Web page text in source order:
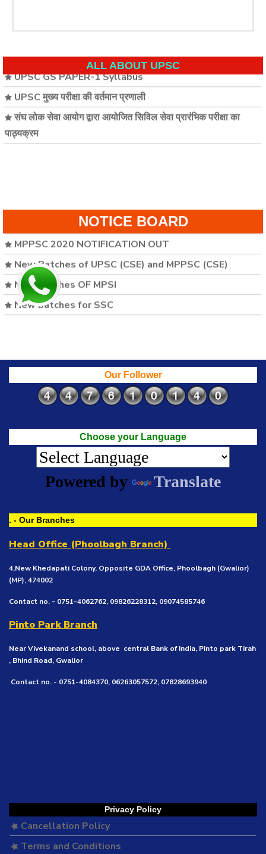
ALL ABOUT UPSC
UPSC GS PAPER-1 Syllabus
UPSC मुख्य परीक्षा की वर्तमान प्रणाली
संघ लोक सेवा आयोग द्वारा आयोजित सिविल सेवा प्रारंभिक परीक्षा का
पाठ्यक्रम
NOTICE BOARD
MPPSC 2020 NOTIFICATION OUT
New Batches of UPSC (CSE) and MPPSC (CSE)
New batches OF MPSI
New batches for SSC
Our Follower
Choose your Language
Powered by Translate
. - Our Branches
Head Office (Phoolbagh Branch)
4,New Khedapati Colony, Opposite GDA Office, Phoolbagh (Gwalior)
(MP), 474002
Contact no. - 0751-4062762, 09826228312, 09074585746
Pinto Park Branch
Near Vivekanand school, above central Bank of India, Pinto park Tirah
, Bhind Road, Gwalior
Contact no. - 0751-4084370, 06263057572, 07828693940
Privacy Policy
Cancellation Policy
Terms and Conditions